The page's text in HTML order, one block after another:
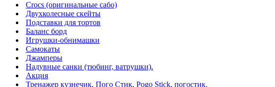
Crocs (оригинальные сабо)
Двухколесные скейты
Подставки для тортов
Баланс борд
Игрушки-обнимашки
Самокаты
Джамперы
Надувные санки (тюбинг, ватрушки).
Акция
Тренажер кузнечик, Пого Стик, Pogo Stick, погостик.